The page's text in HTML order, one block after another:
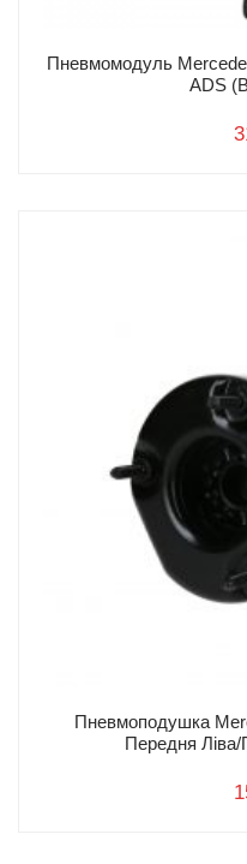
Пневмомодуль
ADS
Пневмоподушка
Передня